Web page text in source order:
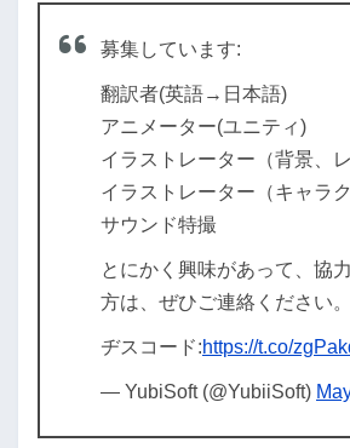
募集しています:
翻訳者(英語→日本語)
アニメーター(ユニティ)
イラストレーター（背景、
イラストレーター（キャラク
サウンド特撮
とにかく興味があって、協
方は、ぜひご連絡ください。
ヂスコード:https://t.co/
— YubiSoft (@YubiiSoft)